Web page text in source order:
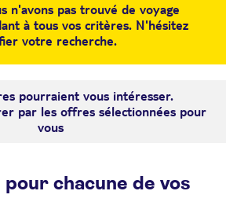
n'avons pas trouvé de voyage
à tous vos critères. N'hésitez
votre recherche.
pourraient vous intéresser.
par les offres sélectionnées pour
vous
chacune de vos